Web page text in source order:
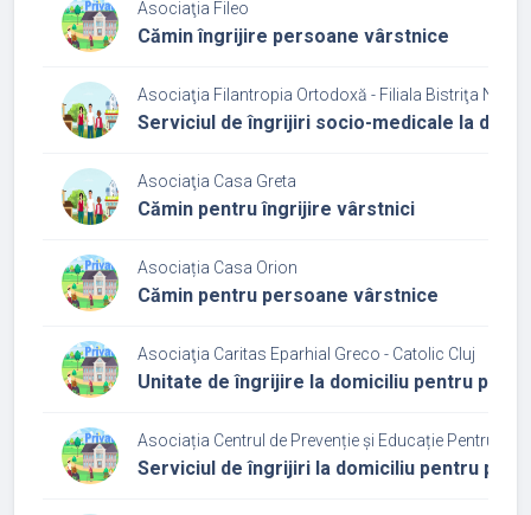
Asociaţia Fileo
Cămin îngrijire persoane vârstnice
Asociaţia Filantropia Ortodoxă - Filiala Bistriţa
Serviciul de îngrijiri socio-medicale la
Asociaţia Casa Greta
Cămin pentru îngrijire vârstnici
Asociația Casa Orion
Cămin pentru persoane vârstnice
Asociaţia Caritas Eparhial Greco - Catolic Cluj
Unitate de îngrijire la domiciliu pentru
Asociația Centrul de Prevenție și Educație Pentru
Serviciul de îngrijiri la domiciliu pentru